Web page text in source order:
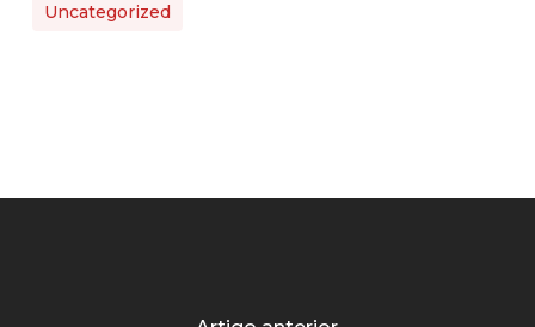
Uncategorized